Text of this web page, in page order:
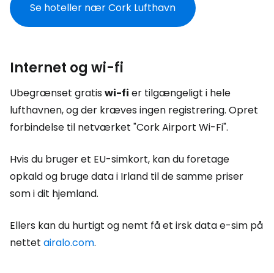
Se hoteller nær Cork Lufthavn
Internet og wi-fi
Ubegrænset gratiswi-fi er tilgængeligt i hele
lufthavnen, og der kræves ingen registrering. Opret
forbindelse til netværket "Cork Airport Wi-Fi".
Hvis du bruger et EU-simkort, kan du foretage
opkald og bruge data i Irland til de samme priser
som i dit hjemland.
Ellers kan du hurtigt og nemt få et irsk data e-sim på
nettet airalo.com.